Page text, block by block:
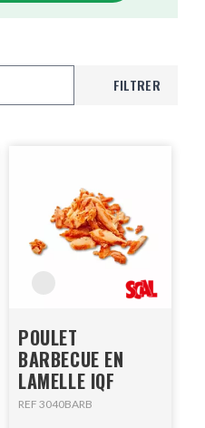
FILTRER
POULET
BARBECUE EN
LAMELLE IQF
REF 3040BARB